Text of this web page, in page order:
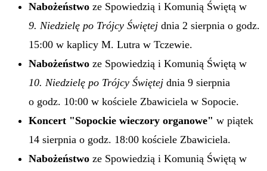
Nabożeństwo ze Spowiedzią i Komunią Świętą w
9. Niedzielę po Trójcy Świętej dnia 2 sierpnia o godz.
15:00 w kaplicy M. Lutra w Tczewie.
Nabożeństwo ze Spowiedzią i Komunią Świętą w
10. Niedzielę po Trójcy Świętej dnia 9 sierpnia
o godz. 10:00 w kościele Zbawiciela w Sopocie.
Koncert "Sopockie wieczory organowe" w piątek
14 sierpnia o godz. 18:00 kościele Zbawiciela.
Nabożeństwo ze Spowiedzią i Komunią Świętą w